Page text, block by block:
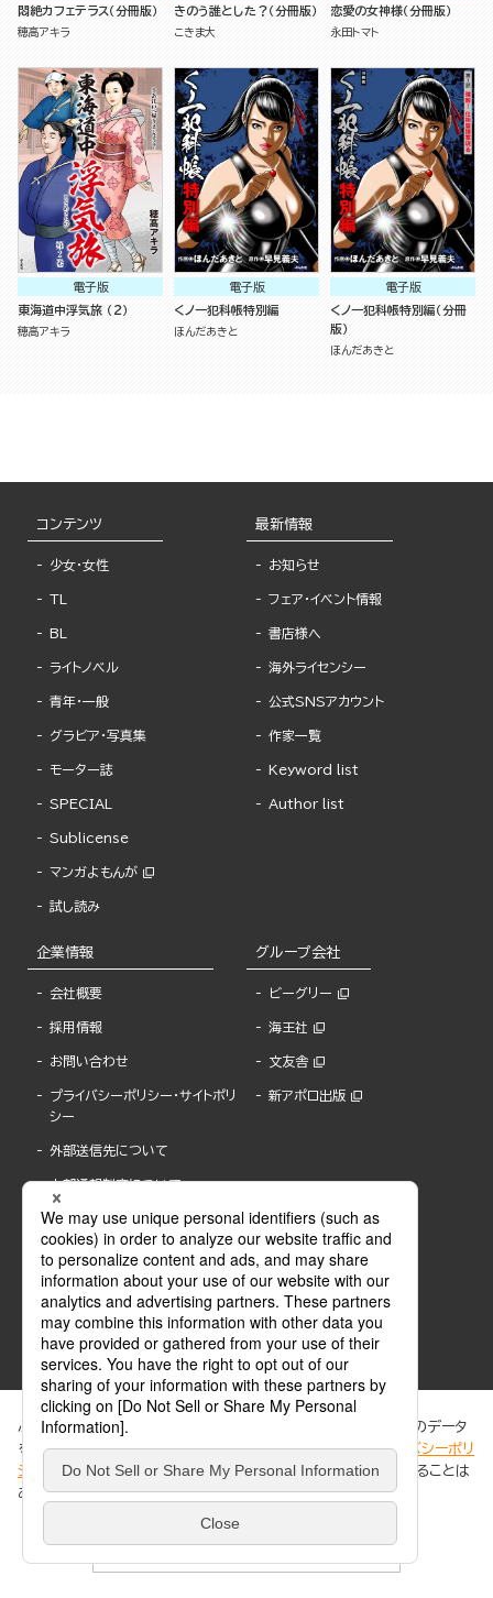
悶絶カフェテラス（分冊版）
穂高アキラ
きのう誰とした？（分冊版）
こきま大
恋愛の女神様（分冊版）
永田トマト
電子版
東海道中浮気旅 （2）
穂高アキラ
電子版
くノ一犯科帳特別編
ほんだあきと
電子版
くノ一犯科帳特別編（分冊
版）
ほんだあきと
コンテンツ
少女・女性
TL
BL
ライトノベル
青年・一般
グラビア・写真集
モーター誌
SPECIAL
Sublicense
マンガよもんが
試し読み
最新情報
お知らせ
フェア・イベント情報
書店様へ
海外ライセンシー
公式SNSアカウント
作家一覧
Keyword list
Author list
企業情報
会社概要
採用情報
お問い合わせ
プライバシーポリシー・サイトポリ
シー
外部送信先について
内部通報制度について
グループ会社
ビーグリー
海王社
文友舎
新アポロ出版
ABJマークは、この電子書店・電子書籍配信サービスが、著作権者からコンテンツ使用許諾を
得た正規版配信サービスであることを示す登録商標(登録番号 第6091713号)です。
ABJマークの詳細、ABJマークを掲示しているサービスの一覧はこちら。
ぶんか社が運営するサイトでは、利便性向上のためにCookie等のデータ
を使用しています。 当社のCookieについての詳細は、「プライバシーポリ
シー
」をご覧ください。当サイトでは、訪問者の個人情報を追跡することは
ありません。